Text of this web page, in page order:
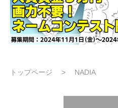
トップページ
NADIA